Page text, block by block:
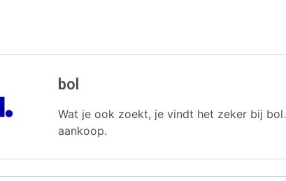
bol
Wat je ook zoekt, je vindt het zeker bij
aankoop.